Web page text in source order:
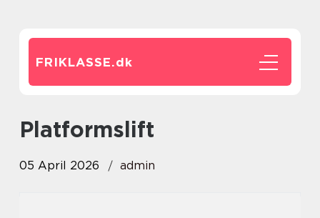
FRIKLASSE.dk
Platformslift
05 April 2026 admin